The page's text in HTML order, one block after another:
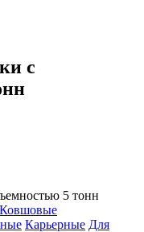
с
5 тонн
Ковшовые
Карьерные Для